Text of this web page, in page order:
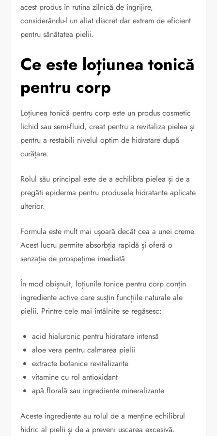
acest produs în rutina zilnică de îngrijire,
considerându-l un aliat discret dar extrem de eficient
pentru sănătatea pielii.
Ce este loțiunea tonică
pentru corp
Loțiunea tonică pentru corp este un produs cosmetic
lichid sau semi-fluid, creat pentru a revitaliza pielea și
pentru a restabili nivelul optim de hidratare după
curățare.
Rolul său principal este de a echilibra pielea și de a
pregăti epiderma pentru produsele hidratante aplicate
ulterior.
Formula este mult mai ușoară decât cea a unei creme.
Acest lucru permite absorbția rapidă și oferă o
senzație de prospețime imediată.
În mod obișnuit, loțiunile tonice pentru corp conțin
ingrediente active care susțin funcțiile naturale ale
pielii. Printre cele mai întâlnite se regăsesc:
acid hialuronic pentru hidratare intensă
aloe vera pentru calmarea pielii
extracte botanice revitalizante
vitamine cu rol antioxidant
apă florală sau ingrediente mineralizante
Aceste ingrediente au rolul de a menține echilibrul
hidric al pielii și de a preveni uscarea excesivă.